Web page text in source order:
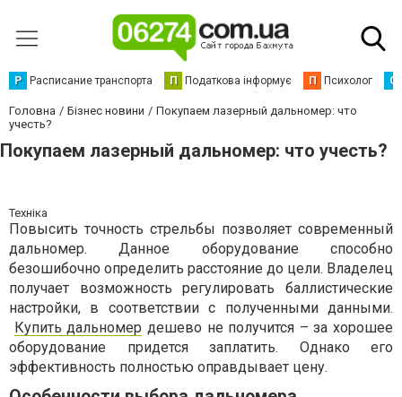
Р Расписание транспорта П Податкова інформує П Психолог С
Головна Бізнес новини
Покупаем лазерный дальномер: что
учесть?
Покупаем лазерный дальномер: что учесть?
Техніка
Повысить точность стрельбы позволяет современный
дальномер. Данное оборудование способно
безошибочно определить расстояние до цели. Владелец
получает возможность регулировать баллистические
настройки, в соответствии с полученными данными.
Купить дальномер дешево не получится – за хорошее
оборудование придется заплатить. Однако его
эффективность полностью оправдывает цену.